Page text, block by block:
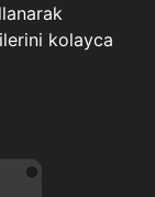
kolayca